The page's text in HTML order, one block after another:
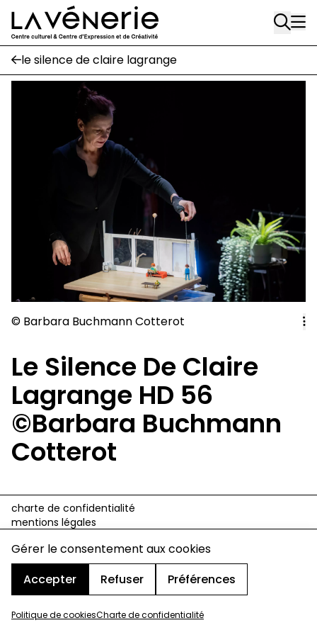
Gérer le consentement aux cookies
Accepter
Refuser Préférences
Politique de cookiesCharte de confidentialité
Aller au contenu principal
Rue Gratès, 3
1170 Watermael-Boitsfort
02 663 85 50
1170 Watermael-Boitsfort
02 663 85 50
Journal Vénerie
- version papier
A
le silence de claire lagrange
© Barbara Buchmann Cotterot
Le Silence De Claire
Lagrange HD 56
©Barbara Buchmann
Cotterot
charte de confidentialité
mentions légales
design & développement : © signelazer.com